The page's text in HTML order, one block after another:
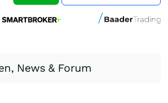
News & Forum